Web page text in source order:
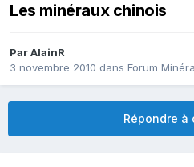
Les minéraux chinois
ParAlainR
3 novembre 2010 dans Forum
Répondre à